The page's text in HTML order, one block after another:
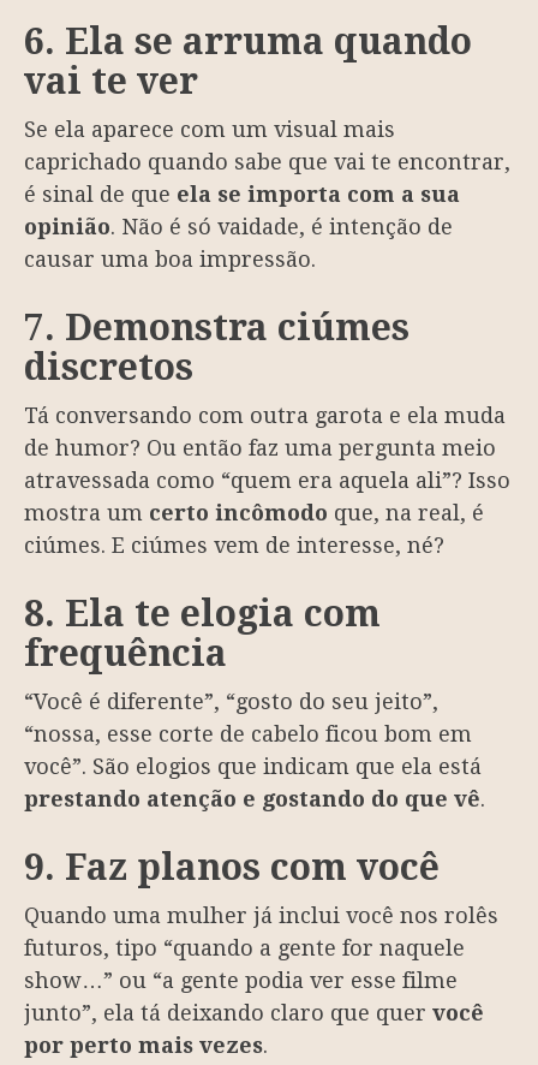
6. Ela se arruma quando
vai te ver
Se ela aparece com um visual mais
caprichado quando sabe que vai te encontrar,
é sinal de que ela se importa com a sua
opinião. Não é só vaidade, é intenção de
causar uma boa impressão.
7. Demonstra ciúmes
discretos
Tá conversando com outra garota e ela muda
de humor? Ou então faz uma pergunta meio
atravessada como “quem era aquela ali”? Isso
mostra um certo incômodo que, na real, é
ciúmes. E ciúmes vem de interesse, né?
8. Ela te elogia com
frequência
“Você é diferente”, “gosto do seu jeito”,
“nossa, esse corte de cabelo ficou bom em
você”. São elogios que indicam que ela está
prestando atenção e gostando do que vê.
9. Faz planos com você
Quando uma mulher já inclui você nos rolês
futuros, tipo “quando a gente for naquele
show…” ou “a gente podia ver esse filme
junto”, ela tá deixando claro que quer você
por perto mais vezes.